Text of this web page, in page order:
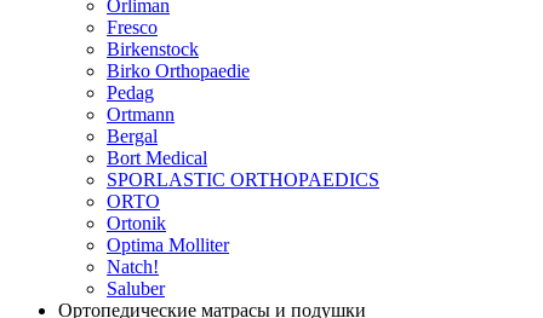
Orliman
Fresco
Birkenstock
Birko Orthopaedie
Pedag
Ortmann
Bergal
Bort Medical
SPORLASTIC ORTHOPAEDICS
ORTO
Ortonik
Optima Molliter
Natch!
Saluber
Ортопедические матрасы и подушки